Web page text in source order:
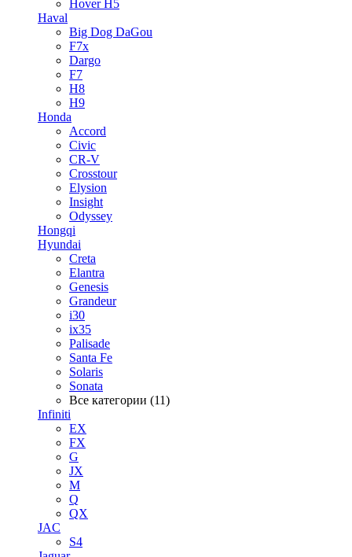
Hover H5
Haval
Big Dog DaGou
F7x
Dargo
F7
H8
H9
Honda
Accord
Civic
CR-V
Crosstour
Elysion
Insight
Odyssey
Hongqi
Hyundai
Creta
Elantra
Genesis
Grandeur
i30
ix35
Palisade
Santa Fe
Solaris
Sonata
Все категории (11)
Infiniti
EX
FX
G
JX
M
Q
QX
JAC
S4